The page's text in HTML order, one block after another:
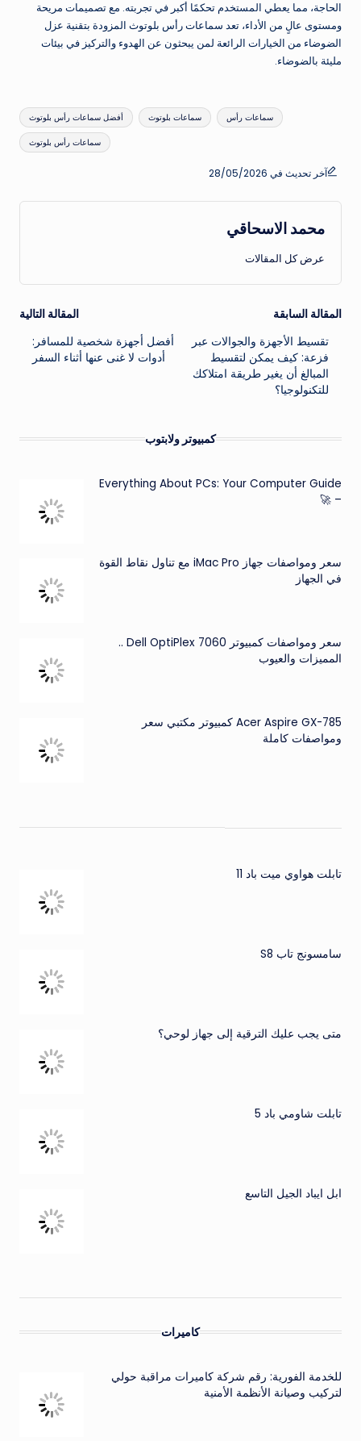
الحاجة، مما يعطي المستخدم تحكمًا أكبر في تجربته. مع تصميمات مريحة
ومستوى عالٍ من الأداء، تعد سماعات رأس بلوتوث المزودة بتقنية عزل
الضوضاء من الخيارات الرائعة لمن يبحثون عن الهدوء والتركيز في بيئات
مليئة بالضوضاء.
أفضل سماعات رأس بلوتوث سماعات بلوتوث سماعات رأس
سماعات رأس بلوتوث
آخر تحديث في 28/05/2026
محمد الاسحاقي
عرض كل المقالات
تصفّح
المقالات
المقالة السابقة
تقسيط الأجهزة والجوالات عبر
فزعة: كيف يمكن لتقسيط
المبالغ أن يغير طريقة امتلاكك
للتكنولوجيا؟
المقالة التالية
أفضل أجهزة شخصية للمسافر:
أدوات لا غنى عنها أثناء السفر
كمبيوتر ولابتوب
Everything About PCs: Your Computer Guide
– 🚀
سعر ومواصفات جهاز iMac Pro مع تناول نقاط القوة
في الجهاز
سعر ومواصفات كمبيوتر Dell OptiPlex 7060 ..
المميزات والعيوب
Acer Aspire GX-785 كمبيوتر مكتبي سعر
ومواصفات كاملة
تابلت هواوي ميت باد 11
سامسونج تاب S8
متى يجب عليك الترقية إلى جهاز لوحي؟
تابلت شاومي باد 5
ابل ايباد الجيل التاسع
كاميرات
للخدمة الفورية: رقم شركة كاميرات مراقبة حولي
لتركيب وصيانة الأنظمة الأمنية